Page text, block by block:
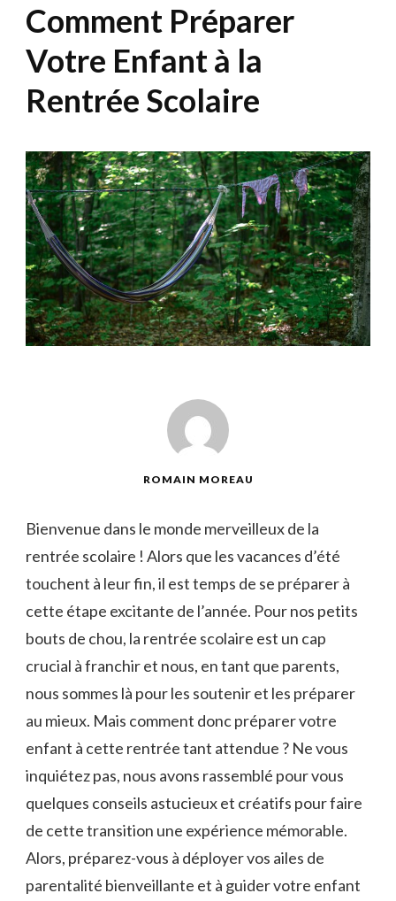
Comment Préparer
Votre Enfant à la
Rentrée Scolaire
ROMAIN MOREAU
Bienvenue ⁣dans le monde merveilleux de la
rentrée scolaire ! Alors⁤ que les vacances d’été
‍touchent à leur fin, il est temps de se préparer⁣ à
cette⁤ étape excitante ‌de l’année. Pour nos petits
bouts de chou, ‌la rentrée⁣ scolaire​ est un cap
crucial à franchir et⁣ nous, en tant que ‌parents,
nous sommes là pour ‌les soutenir et les préparer
au​ mieux. Mais comment donc préparer votre
enfant ‍à cette rentrée tant attendue ? Ne vous
inquiétez pas, nous avons rassemblé pour vous
quelques conseils‌ astucieux et⁢ créatifs pour faire
de cette transition une⁣ expérience mémorable.
Alors, ‌préparez-vous à déployer vos ailes de
parentalité bienveillante et à guider votre enfant